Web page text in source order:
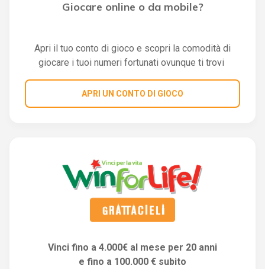
Giocare online o da mobile?
Apri il tuo conto di gioco e scopri la comodità di
giocare i tuoi numeri fortunati ovunque ti trovi
APRI UN CONTO DI GIOCO
Vinci fino a 4.000€ al mese per 20 anni
e fino a 100.000 € subito